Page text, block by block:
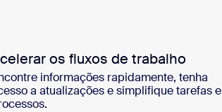
os fluxos de trabalho
informações rapidamente, tenha
a atualizações e simplifique tarefas e